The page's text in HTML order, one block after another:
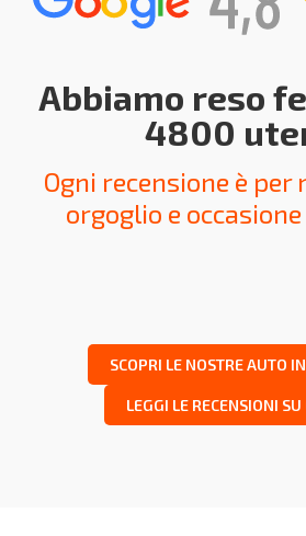
Abbiamo reso
4800
Ogni recensione è per
orgoglio e
SCOPRI LE NOSTRE AUTO
LEGGI LE RECENSIONI